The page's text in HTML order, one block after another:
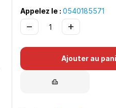
Appelez le : 0540185571
+
−
Ajouter au